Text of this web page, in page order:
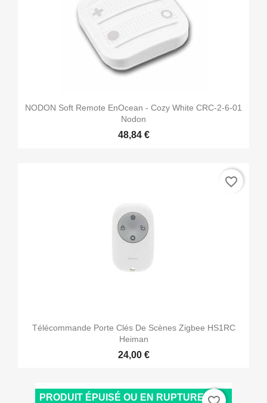
NODON Soft Remote EnOcean - Cozy White CRC-2-6-01
Nodon
48,84 €
Télécommande Porte Clés De Scènes Zigbee HS1RC
Heiman
24,00 €
favorite_border
PRODUIT ÉPUISÉ OU EN RUPTURE